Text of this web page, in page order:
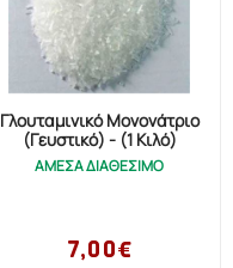
Γλουταμινικό Μονονάτριο
(Γευστικό) - (1 Κιλό)
ΑΜΕΣΑ ΔΙΑΘΕΣΙΜΟ
7,00€